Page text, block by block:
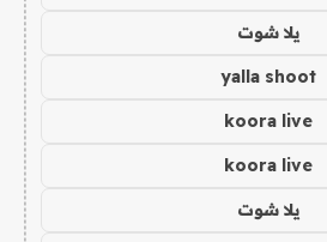
يلا شوت
yalla shoot
koora live
koora live
يلا شوت